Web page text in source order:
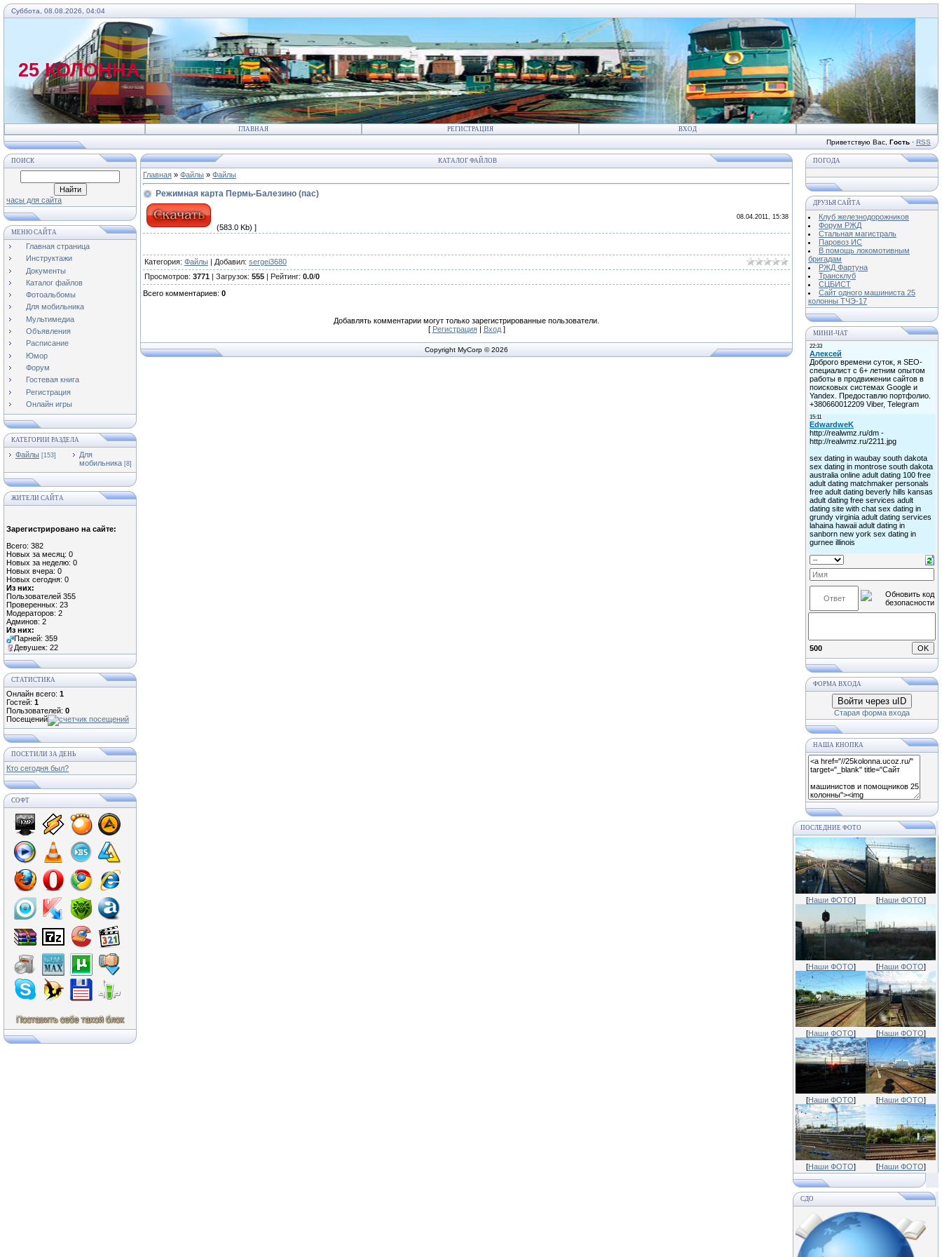
Суббота, 08.08.2026, 04:04
25 КОЛОННА
ГЛАВНАЯ РЕГИСТРАЦИЯ ВХОД
Приветствую Вас Гость · RSS
ПОИСК
часы для сайта
МЕНЮ САЙТА
Главная страница
Инструктажи
Документы
Каталог файлов
Фотоальбомы
Для мобильника
Мультимедиа
Объявления
Расписание
Юмор
Форум
Гостевая книга
Регистрация
Онлайн игры
КАТЕГОРИИ РАЗДЕЛА
Файлы [153]
Для
мобильника [8]
ЖИТЕЛИ САЙТА
Зарегистрировано на сайте:
Всего: 382
Новых за месяц: 0
Новых за неделю: 0
Новых вчера: 0
Новых сегодня: 0
Из них:
Пользователей 355
Проверенных: 23
Модераторов: 2
Админов: 2
Из них:
Парней: 359
Девушек: 22
СТАТИСТИКА
Онлайн всего: 1
Гостей: 1
Пользователей: 0
Посещений
ПОСЕТИЛИ ЗА ДЕНЬ
Кто сегодня был?
СОФТ
КАТАЛОГ ФАЙЛОВ
Главная » Файлы » Файлы
Режимная карта Пермь-Балезино (пас)
(583.0 Kb) ]
08.04.2011, 15:38
Категория: Файлы | Добавил: sergei3680
Просмотров: 3771 | Загрузок: 555 | Рейтинг: 0.0/0
Всего комментариев: 0
Добавлять комментарии могут только зарегистрированные пользователи.
[ Регистрация| Вход]
Copyright MyCorp © 2026
ПОГОДА
ДРУЗЬЯ САЙТА
Клуб железнодорожников
Форум РЖД
Стальная магистраль
Паровоз ИС
В помощь локомотивным
бригадам
РЖД Фартуна
Трансклуб
СЦБИСТ
Сайт одного машиниста 25
колонны ТЧЭ-17
МИНИ-ЧАТ
500
ФОРМА ВХОДА
Войти через uID
Старая форма входа
НАША КНОПКА
ПОСЛЕДНИЕ ФОТО
[Наши ФОТО] [Наши ФОТО]
[Наши ФОТО] [Наши ФОТО]
[Наши ФОТО] [Наши ФОТО]
[Наши ФОТО] [Наши ФОТО]
[Наши ФОТО] [Наши ФОТО]
СДО